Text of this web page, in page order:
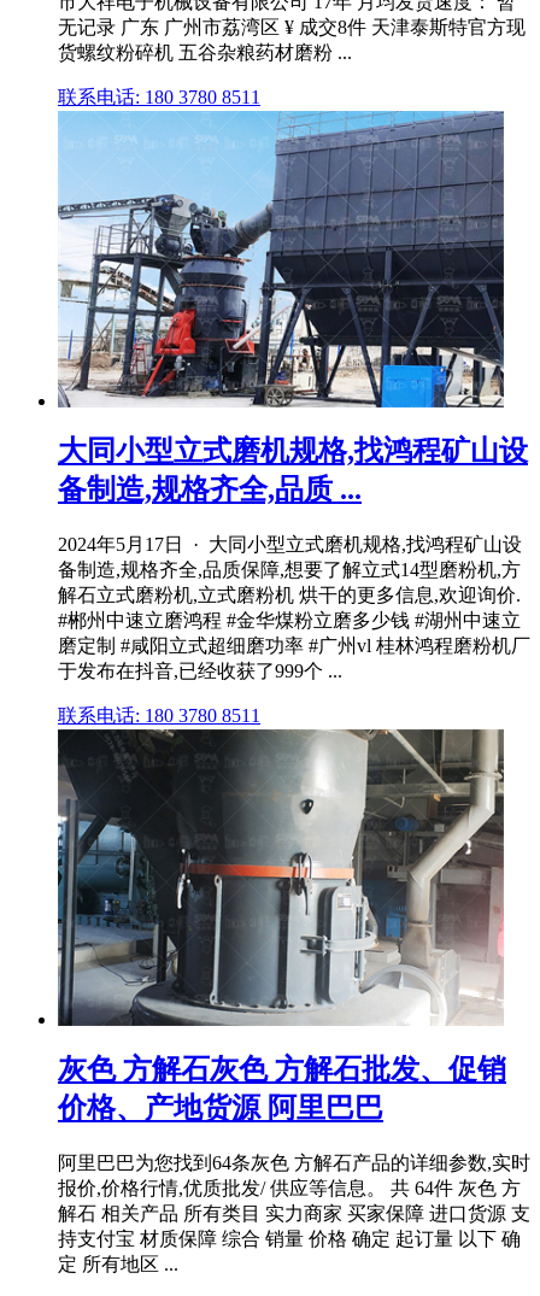
无记录 广东 广州市荔湾区 ¥ 成交8件 天津泰斯特官方现
货螺纹粉碎机 五谷杂粮药材磨粉 ...
联系电话: 180 3780 8511
大同小型立式磨机规格,找鸿程矿山设
备制造,规格齐全,品质 ...
2024年5月17日 · 大同小型立式磨机规格,找鸿程矿山设
备制造,规格齐全,品质保障,想要了解立式14型磨粉机,方
解石立式磨粉机,立式磨粉机 烘干的更多信息,欢迎询价.
#郴州中速立磨鸿程 #金华煤粉立磨多少钱 #湖州中速立
磨定制 #咸阳立式超细磨功率 #广州vl 桂林鸿程磨粉机厂
于发布在抖音,已经收获了999个 ...
联系电话: 180 3780 8511
灰色 方解石灰色 方解石批发、促销
价格、产地货源 阿里巴巴
阿里巴巴为您找到64条灰色 方解石产品的详细参数,实时
报价,价格行情,优质批发/ 供应等信息。 共 64件 灰色 方
解石 相关产品 所有类目 实力商家 买家保障 进口货源 支
持支付宝 材质保障 综合 销量 价格 确定 起订量 以下 确
定 所有地区 ...